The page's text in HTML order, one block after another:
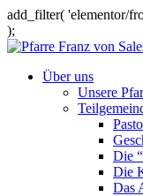
add_filter( 'elementor/
);
Über uns
Unsere
Die
Die
Das